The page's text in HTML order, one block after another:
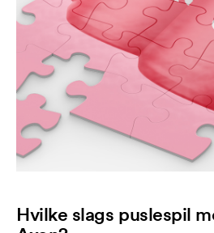
Hvilke slags puslespil